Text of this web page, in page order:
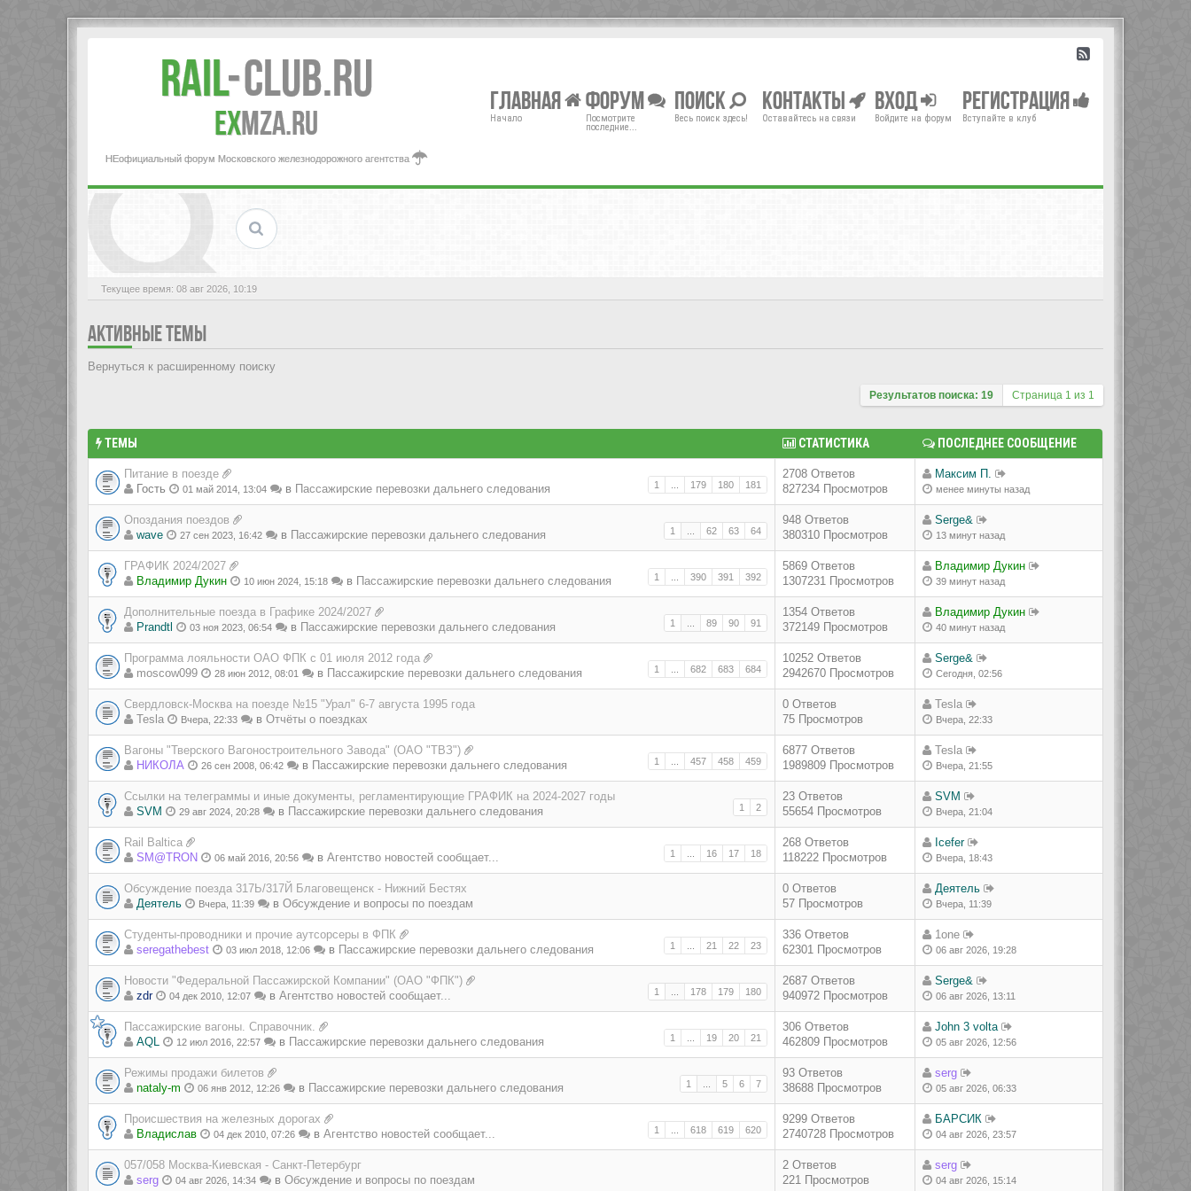
Rail-Club.RU
exMZA.RU
НЕофициальный форум Московского железнодорожного агентства
Главная
Начало
Форум
Посмотрите
последние...
Поиск
Весь поиск здесь!
Контакты
Оставайтесь на связи
Вход
Войдите на форум
Регистрация
Вступайте в клуб
Текущее время: 08 авг 2026, 10:19
АКТИВНЫЕ ТЕМЫ
Вернуться к расширенному поиску
Результатов поиска: 19 Страница 1 из 1
ТЕМЫ СТАТИСТИКА ПОСЛЕДНЕЕ СООБЩЕНИЕ
Питание в поезде
1 179 180 181
Гость 01 май 2014, 13:04 в Пассажирские перевозки дальнего следования
2708 Ответов
827234 Просмотров
Максим П.
менее минуты назад
Опоздания поездов
1 62 63 64
wave 27 сен 2023, 16:42 в Пассажирские перевозки дальнего следования
948 Ответов
380310 Просмотров
Serge&
13 минут назад
ГРАФИК 2024/2027
1 390 391 392
Владимир Дукин 10 июн 2024, 15:18 в Пассажирские перевозки дальнего следования
5869 Ответов
1307231 Просмотров
Владимир Дукин
39 минут назад
Дополнительные поезда в Графике 2024/2027
1 89 90 91
Prandtl 03 ноя 2023, 06:54 в Пассажирские перевозки дальнего следования
1354 Ответов
372149 Просмотров
Владимир Дукин
40 минут назад
Программа лояльности ОАО ФПК с 01 июля 2012 года
1 682 683 684
moscow099 28 июн 2012, 08:01 в Пассажирские перевозки дальнего следования
10252 Ответов
2942670 Просмотров
Serge&
Сегодня, 02:56
Свердловск-Москва на поезде №15 "Урал" 6-7 августа 1995 года
Tesla
Вчера, 22:33 в Отчёты о поездках
0 Ответов
75 Просмотров
Tesla
Вчера, 22:33
Вагоны "Тверского Вагоностроительного Завода" (ОАО "ТВЗ")
1 457 458 459
НИКОЛА 26 сен 2008, 06:42 в Пассажирские перевозки дальнего следования
6877 Ответов
1989809 Просмотров
Tesla
Вчера, 21:55
Ссылки на телеграммы и иные документы, регламентирующие ГРАФИК на 2024-2027 годы
1 2
SVM 29 авг 2024, 20:28 в Пассажирские перевозки дальнего следования
23 Ответов
55654 Просмотров
SVM
Вчера, 21:04
Rail Baltica
1 16 17 18
SM@TRON 06 май 2016, 20:56 в Агентство новостей сообщает...
268 Ответов
118222 Просмотров
Icefer
Вчера, 18:43
Обсуждение поезда 317Ь/317Й Благовещенск - Нижний Бестях
Деятель
Вчера, 11:39 в Обсуждение и вопросы по поездам
0 Ответов
57 Просмотров
Деятель
Вчера, 11:39
Студенты-проводники и прочие аутсорсеры в ФПК
1 21 22 23
seregathebest 03 июл 2018, 12:06 в Пассажирские перевозки дальнего следования
336 Ответов
62301 Просмотров
1one
06 авг 2026, 19:28
Новости "Федеральной Пассажирской Компании" (ОАО "ФПК")
1 178 179 180
zdr 04 дек 2010, 12:07 в Агентство новостей сообщает...
2687 Ответов
940972 Просмотров
Serge&
06 авг 2026, 13:11
Пассажирские вагоны. Справочник.
1 19 20 21
AQL 12 июл 2016, 22:57 в Пассажирские перевозки дальнего следования
306 Ответов
462809 Просмотров
John 3 volta
05 авг 2026, 12:56
Режимы продажи билетов
1 5 6 7
nataly-m 06 янв 2012, 12:26 в Пассажирские перевозки дальнего следования
93 Ответов
38688 Просмотров
serg
05 авг 2026, 06:33
Происшествия на железных дорогах
1 618 619 620
Владиcлав 04 дек 2010, 07:26 в Агентство новостей сообщает...
9299 Ответов
2740728 Просмотров
БАРСИК
04 авг 2026, 23:57
057/058 Москва-Киевская - Санкт-Петербург
serg
04 авг 2026, 14:34 в Обсуждение и вопросы по поездам
2 Ответов
221 Просмотров
serg
04 авг 2026, 15:14